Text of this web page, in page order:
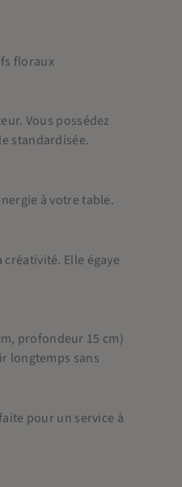
floraux
Vous possédez
standardisée.
à votre table.
Elle égaye
profondeur 15 cm)
longtemps sans
pour un service à